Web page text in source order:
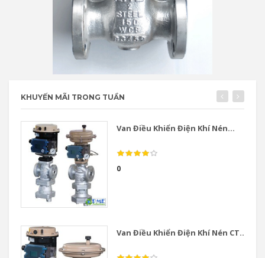
KHUYẾN MÃI TRONG TUẦN
Van Điều Khiển Điện Khí Nén...
0
Van Điều Khiển Điện Khí Nén CT...